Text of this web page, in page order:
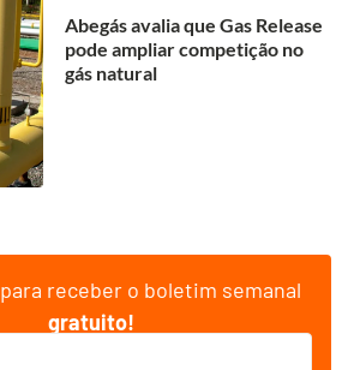
Abegás avalia que Gas Release
pode ampliar competição no
gás natural
para receber o boletim semanal
gratuito!